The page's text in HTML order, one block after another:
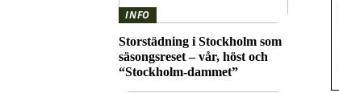
INFO
Storstädning i Stockholm som
säsongsreset – vår, höst och
“Stockholm-dammet”